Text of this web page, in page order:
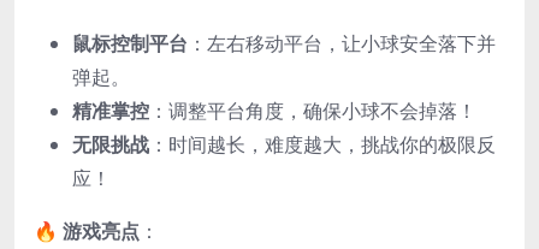
鼠标控制平台 ：左右移动平台，让小球安全落下并
弹起。
精准掌控 ：调整平台角度，确保小球不会掉落！
无限挑战 ：时间越长，难度越大，挑战你的极限反
应！
🔥 游戏亮点 ：